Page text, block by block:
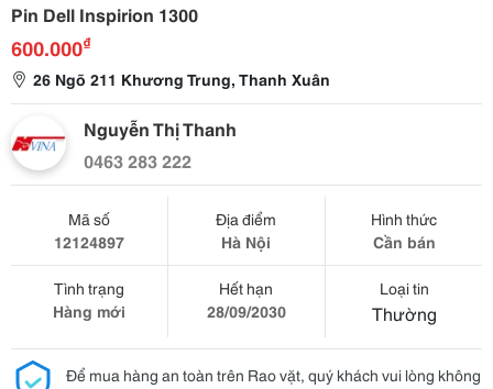
Pin Dell Inspirion 1300
600.000₫
26 Ngõ 211 Khương Trung, Thanh Xuân
Nguyễn Thị Thanh
0463 283 222
Mã số
12124897
Địa điểm
Hà Nội
Hình thức
Cần bán
Tình trạng
Hàng mới
Hết hạn
28/09/2030
Loại tin
Thường
Để mua hàng an toàn trên Rao vặt, quý khách vui lòng không